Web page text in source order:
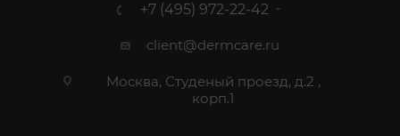
+7 (495) 972-22-42
client@dermcare.ru
Москва, Студеный проезд, д.2 ,
корп.1